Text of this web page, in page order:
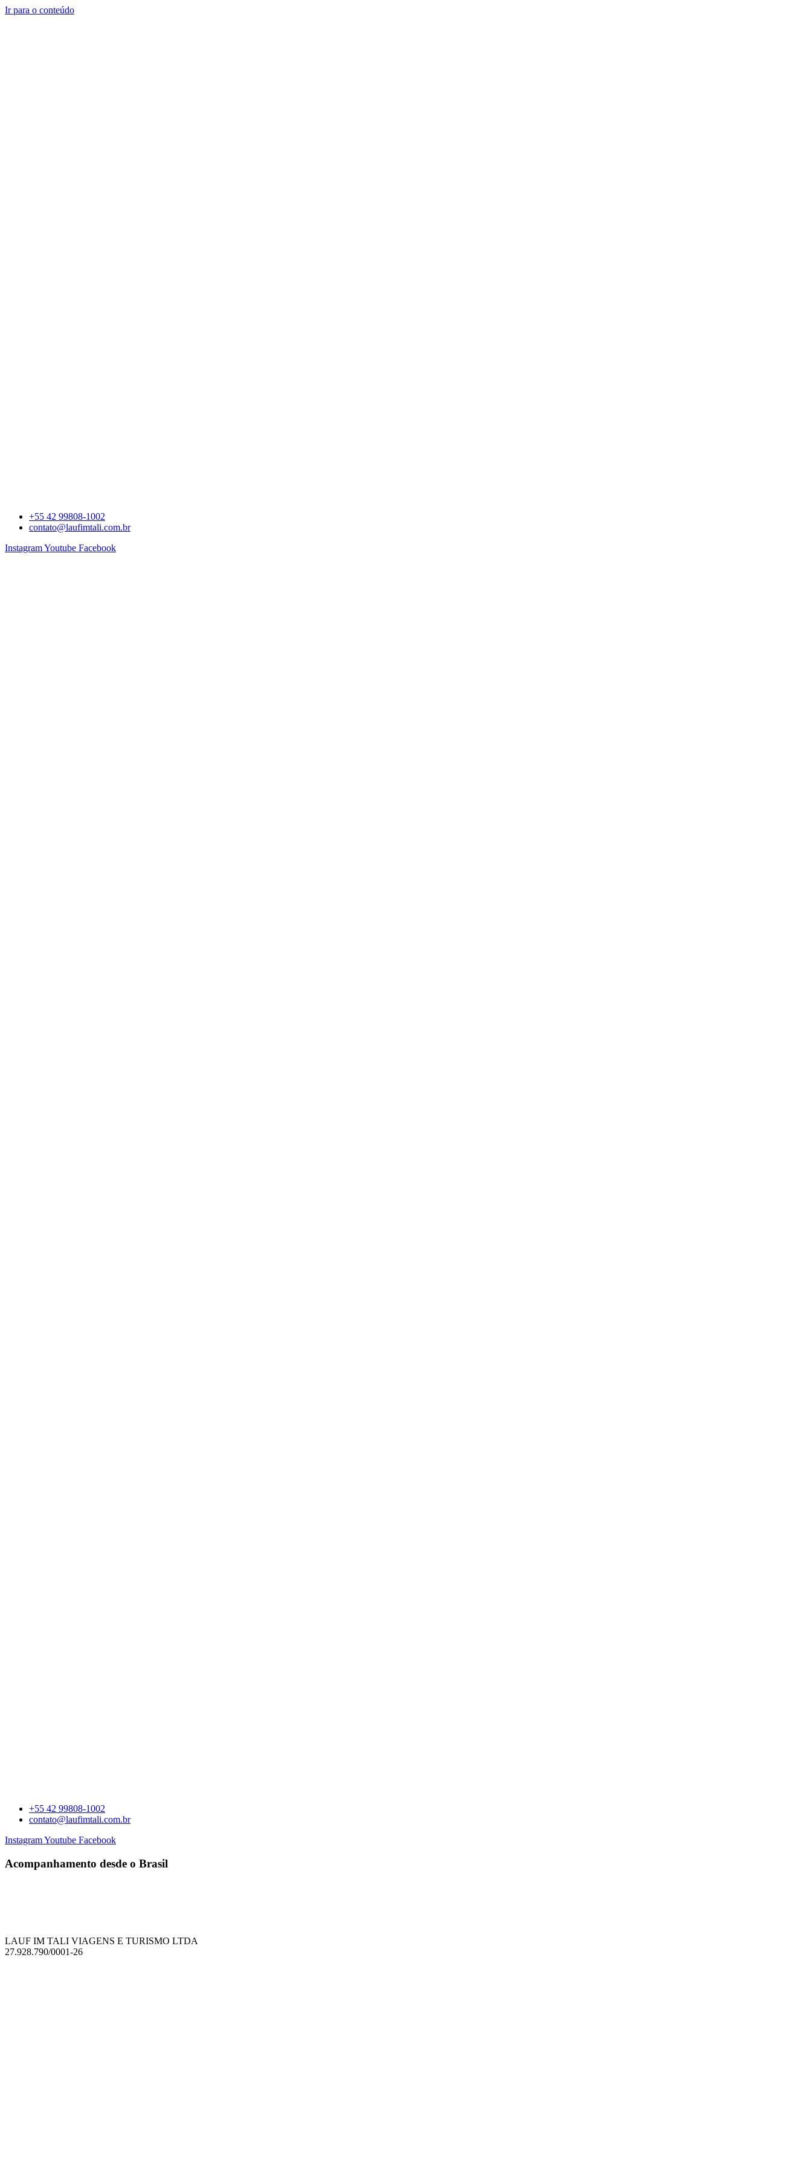
Ir para o conteúdo
+55 42 99808-1002
contato@laufimtali.com.br
InstagramYoutube Facebook
+55 42 99808-1002
contato@laufimtali.com.br
InstagramYoutube Facebook
Acompanhamento desde o Brasil
LAUF IM TALI VIAGENS E TURISMO LTDA
27.928.790/0001-26